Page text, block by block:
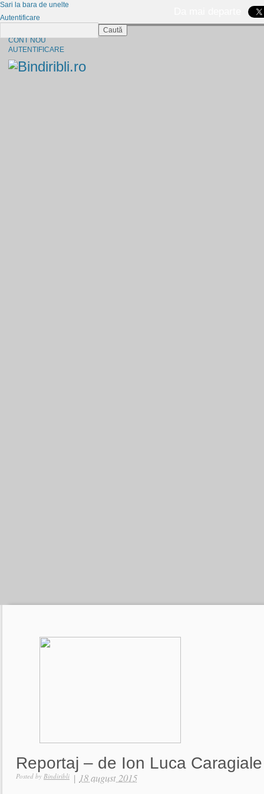
CONT NOU
AUTENTIFICARE
Reportaj – de Ion Luca Caragiale
Posted by Bindiribli | 18 august 2015
Sari la bara de unelte
Autentificare
Caută